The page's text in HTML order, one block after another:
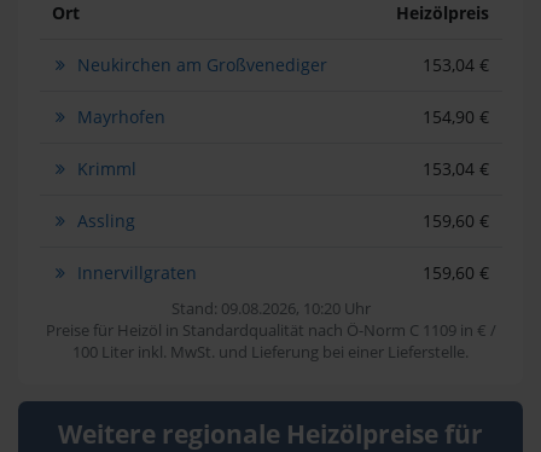
Ort Heizölpreis
Neukirchen am Großvenediger 153,04 €
Mayrhofen 154,90 €
Krimml 153,04 €
Assling 159,60 €
Innervillgraten 159,60 €
Stand: 09.08.2026, 10:20 Uhr
Preise für Heizöl in Standardqualität nach Ö-Norm C 1109 in € /
100 Liter inkl. MwSt. und Lieferung bei einer Lieferstelle.
Weitere regionale Heizölpreise für